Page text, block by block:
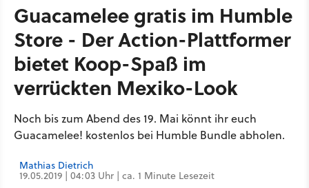
Guacamelee gratis im Humble
Store - Der Action-Plattformer
bietet Koop-Spaß im
verrückten Mexiko-Look
Noch bis zum Abend des 19. Mai könnt ihr euch
Guacamelee! kostenlos bei Humble Bundle abholen.
Mathias Dietrich
19.05.2019 | 04:03 Uhr | ca. 1 Minute Lesezeit